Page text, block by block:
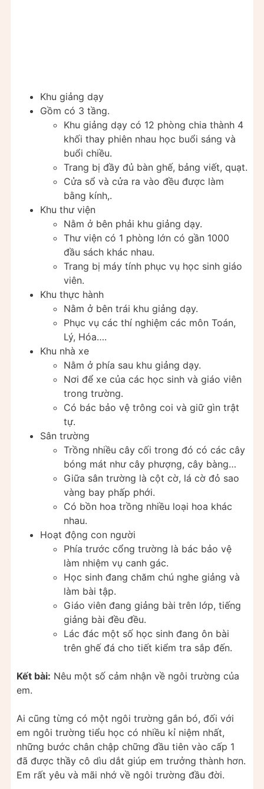
Khu giảng dạy
Gồm có 3 tầng.
Khu giảng dạy có 12 phòng chia thành 4
khối thay phiên nhau học buổi sáng và
buổi chiều.
Trang bị đầy đủ bàn ghế, bảng viết, quạt.
Cửa sổ và cửa ra vào đều được làm
bằng kính,.
Khu thư viện
Nằm ở bên phải khu giảng dạy.
Thư viện có 1 phòng lớn có gần 1000
đầu sách khác nhau.
Trang bị máy tính phục vụ học sinh giáo
viên.
Khu thực hành
Nằm ở bên trái khu giảng dạy.
Phục vụ các thí nghiệm các môn Toán,
Lý, Hóa….
Khu nhà xe
Nằm ở phía sau khu giảng dạy.
Nơi để xe của các học sinh và giáo viên
trong trường.
Có bác bảo vệ trông coi và giữ gìn trật
tự.
Sân trường
Trồng nhiều cây cối trong đó có các cây
bóng mát như cây phượng, cây bàng…
Giữa sân trường là cột cờ, lá cờ đỏ sao
vàng bay phấp phới.
Có bồn hoa trồng nhiều loại hoa khác
nhau.
Hoạt động con người
Phía trước cổng trường là bác bảo vệ
làm nhiệm vụ canh gác.
Học sinh đang chăm chú nghe giảng và
làm bài tập.
Giáo viên đang giảng bài trên lớp, tiếng
giảng bài đều đều.
Lác đác một số học sinh đang ôn bài
trên ghế đá cho tiết kiểm tra sắp đến.
Kết bài: Nêu một số cảm nhận về ngôi trường của
em.
Ai cũng từng có một ngôi trường gắn bó, đối với
em ngôi trường tiểu học có nhiều kỉ niệm nhất,
những bước chân chập chững đầu tiên vào cấp 1
đã được thầy cô dìu dắt giúp em trưởng thành hơn.
Em rất yêu và mãi nhớ về ngôi trường đầu đời.